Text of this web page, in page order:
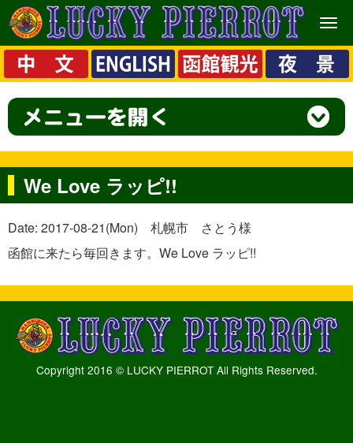
メ
ニ
ュ
ー
We Love ラッピ!!
Date: 2017-08-21(Mon) 札幌市 さとう様
函館に来たら毎回きます。We Love ラッピ!!
Copyright 2016 © LUCKY PIERROT All Rights Reserved.